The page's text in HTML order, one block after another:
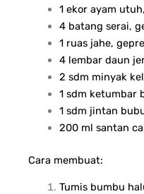
1 ekor ayam
4 batang serai,
1 ruas jahe,
4 lembar daun
2 sdm minyak
1 sdm ketumbar
1 sdm jintan
200 ml santan
Cara membuat:
Tumis bumbu